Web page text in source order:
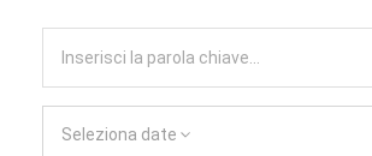
Seleziona date